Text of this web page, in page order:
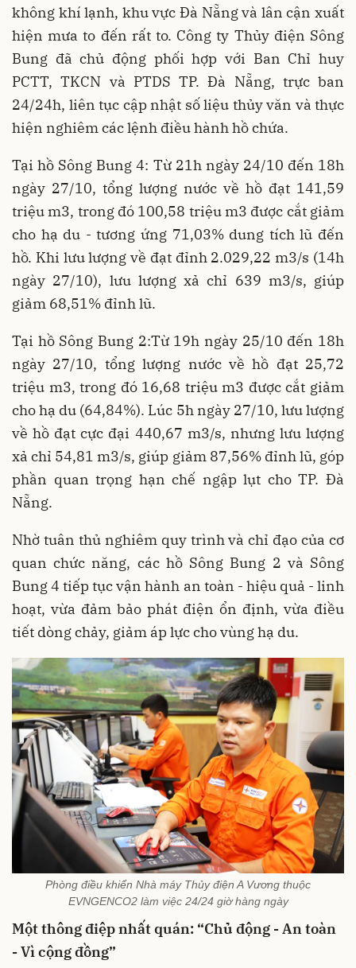
không khí lạnh, khu vực Đà Nẵng và lân cận xuất
hiện mưa to đến rất to. Công ty Thủy điện Sông
Bung đãchủ động phối hợp với Ban Chỉ huy
PCTT, TKCN và PTDS TP. Đà Nẵng, trực ban
24/24h, liên tục cập nhật số liệu thủy văn và thực
hiện nghiêm các lệnh điều hành hồ chứa.
Tại hồ Sông Bung 4: Từ 21h ngày 24/10 đến 18h
ngày 27/10, tổng lượng nước về hồ đạt 141,59
triệu m3, trong đó 100,58 triệu m3 được cắt giảm
cho hạ du - tương ứng 71,03% dung tích lũ đến
hồ. Khi lưu lượng về đạt đỉnh 2.029,22 m3/s (14h
ngày 27/10), lưu lượng xả chỉ 639 m3/s, giúp
giảm 68,51% đỉnh lũ.
Tại hồ Sông Bung 2:Từ 19h ngày 25/10 đến 18h
ngày 27/10, tổng lượng nước về hồ đạt 25,72
triệu m3, trong đó 16,68 triệu m3 được cắt giảm
cho hạ du (64,84%). Lúc 5h ngày 27/10, lưu lượng
về hồ đạt cực đại 440,67 m3/s, nhưng lưu lượng
xả chỉ 54,81 m3/s, giúp giảm 87,56% đỉnh lũ, góp
phần quan trọng hạn chế ngập lụt cho TP. Đà
Nẵng.
Nhờ tuân thủ nghiêm quy trình và chỉ đạo của cơ
quan chức năng, các hồ Sông Bung 2 và Sông
Bung 4 tiếp tục vận hành an toàn - hiệu quả - linh
hoạt, vừa đảm bảo phát điện ổn định, vừa điều
tiết dòng chảy, giảm áp lực cho vùng hạ du.
Phòng điều khiển Nhà máy Thủy điện A Vương thuộc
EVNGENCO2 làm việc 24/24 giờ hàng ngày
Một thông điệp nhất quán: “Chủ động - An toàn
- Vì cộng đồng”